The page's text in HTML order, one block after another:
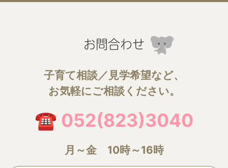
お問合わせ
子育て相談／見学希望など、
お気軽にご相談ください。
☎ 052(823)3040
月～金 10時～16時